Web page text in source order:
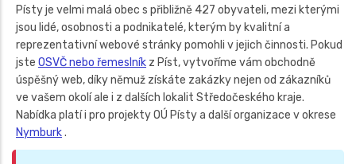
Písty je velmi malá obec s přibližně 427 obyvateli, mezi kterými
jsou lidé, osobnosti a podnikatelé, kterým by kvalitní a
reprezentativní webové stránky pomohli v jejich činnosti. Pokud
jste OSVČ nebo řemeslník z Píst, vytvoříme vám obchodně
úspěšný web, díky němuž získáte zakázky nejen od zákazníků
ve vašem okolí ale i z dalších lokalit Středočeského kraje.
Nabídka platí i pro projekty OÚ Písty a další organizace v okrese
Nymburk.